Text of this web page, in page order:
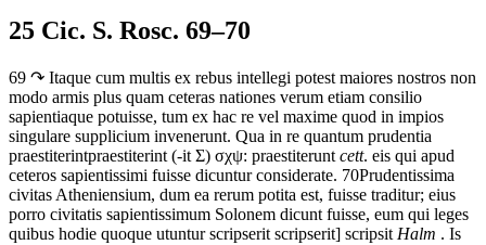
25 Cic. S. Rosc. 69–70
69 ↷ Itaque cum multis ex rebus intellegi potest maiores nostros non
modo armis plus quam ceteras nationes verum etiam consilio
sapientiaque potuisse, tum ex hac re vel maxime quod in impios
singulare supplicium invenerunt. Qua in re quantum prudentia
praestiterintpraestiterint (-it Σ) σχψ: praestiterunt cett. eis qui apud
ceteros sapientissimi fuisse dicuntur considerate. 70Prudentissima
civitas Atheniensium, dum ea rerum potita est, fuisse traditur; eius
porro civitatis sapientissimum Solonem dicunt fuisse, eum qui leges
quibus hodie quoque utuntur scripserit scripserit] scripsit Halm . Is